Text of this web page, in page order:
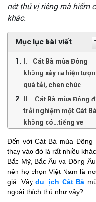
nét thú vị riêng mà hiếm
khác.
Mục lục bài viết
I. Cát Bà mùa Đông
không xảy ra hiện
quá tải, chen chúc
II. Cát Bà mùa Đông
trải nghiệm một Cát Bà
không có…tiếng ve
Đông để có giá dịch vụ
và giá phòng rẻ và cạnh
tranh nhất
IV. Du lịch Cát Bà mùa
Đông để thưởng thức
Đến với Cát Bà mùa Đông
thay vào đó là rất nhiều
Bắc Mỹ, Bắc Âu và Đông
nên họ chọn Việt Nam là
giá. Vậydu lịch Cát Bà
ngoài thích thú như vậy?